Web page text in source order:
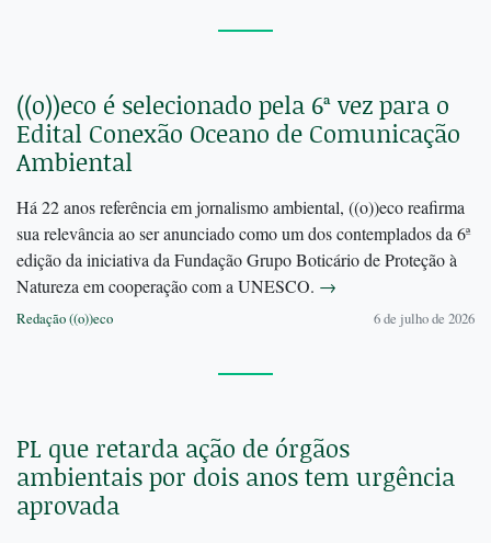
((o))eco é selecionado pela 6ª vez para o
Edital Conexão Oceano de Comunicação
Ambiental
Há 22 anos referência em jornalismo ambiental, ((o))eco reafirma
sua relevância ao ser anunciado como um dos contemplados da 6ª
edição da iniciativa da Fundação Grupo Boticário de Proteção à
Natureza em cooperação com a UNESCO. →
Redação ((o))eco 6 de julho de 2026
PL que retarda ação de órgãos
ambientais por dois anos tem urgência
aprovada